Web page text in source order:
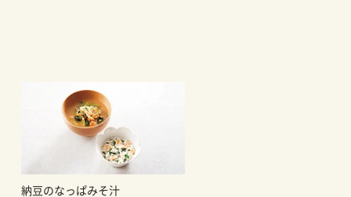
納豆のなっぱみそ汁